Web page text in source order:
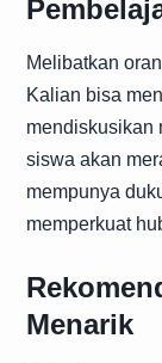
Melibatkan
Kalian bisa
mendiskusikan
siswa akan
mempunya
memperkuat
Menarik